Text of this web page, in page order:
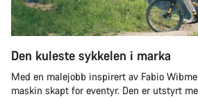
Den kuleste sykkelen i marka
Med en malejobb inspirert av Fabio
maskin skapt for eventyr. Den er utstyrt